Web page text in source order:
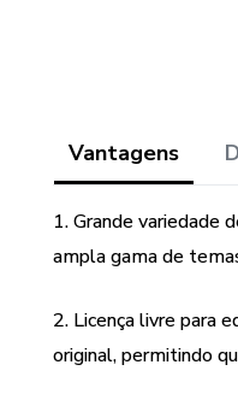
Vantagens
1. Grande variedade
ampla gama de
2. Licença livre para
original, permitindo